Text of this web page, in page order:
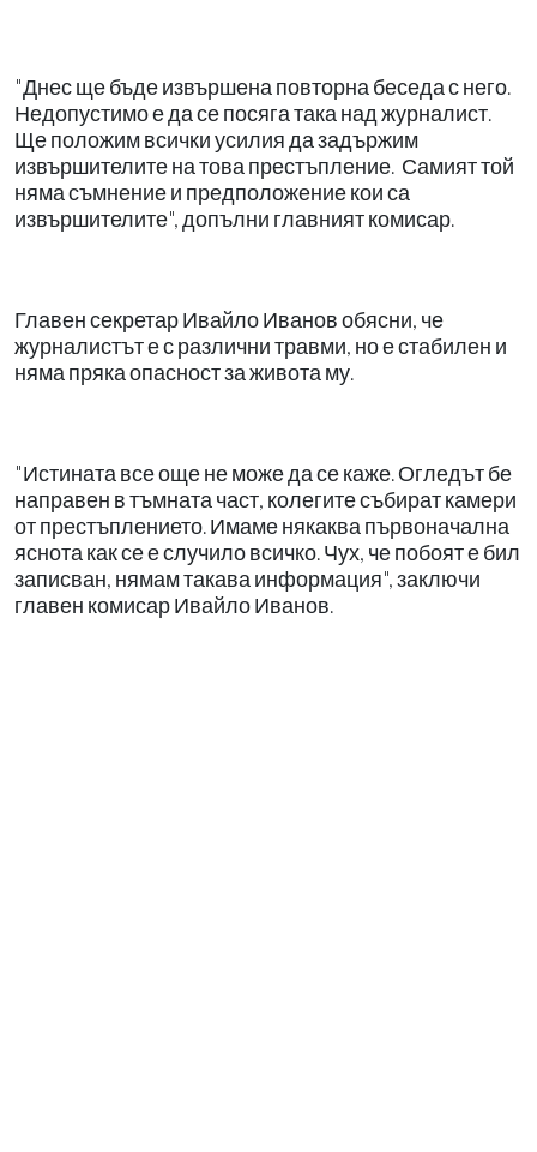
"Днес ще бъде извършена повторна беседа с него.
Недопустимо е да се посяга така над журналист.
Ще положим всички усилия да задържим
извършителите на това престъпление. Самият той
няма съмнение и предположение кои са
извършителите", допълни главният комисар.
Главен секретар Ивайло Иванов обясни, че
журналистът е с различни травми, но е стабилен и
няма пряка опасност за живота му.
"Истината все още не може да се каже. Огледът бе
направен в тъмната част, колегите събират камери
от престъплението. Имаме някаква първоначална
яснота как се е случило всичко. Чух, че побоят е бил
записван, нямам такава информация", заключи
главен комисар Ивайло Иванов.